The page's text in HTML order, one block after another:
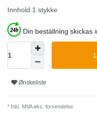
Innhold 1 stykke
Din beställning skickas
Ønskeliste
* Inkl. MVA eks. forsendelse